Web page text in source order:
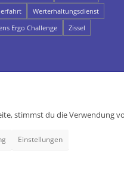
Werterhaltungsdienst
Ergo Challenge
Zissel
stimmst du die Verwendung
Einstellungen